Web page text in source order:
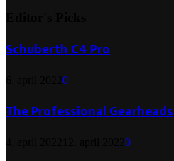
Schuberth C4 Pro
0
The Professional Gearheads
0